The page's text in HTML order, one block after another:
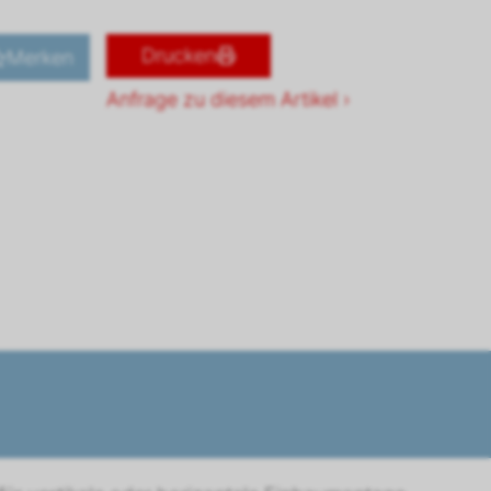
Merken
Drucken
Anfrage zu diesem Artikel ›